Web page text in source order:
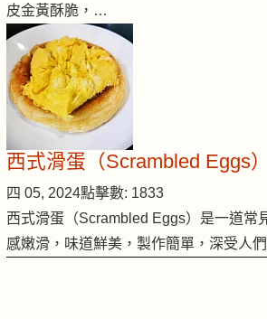
皮金黃酥脆，…
西式滑蛋（Scrambled Eggs）
四 05, 2024點擊數: 1833
西式滑蛋（Scrambled Eggs）是一道常
感嫩滑，味道鮮美，製作簡單，深受人